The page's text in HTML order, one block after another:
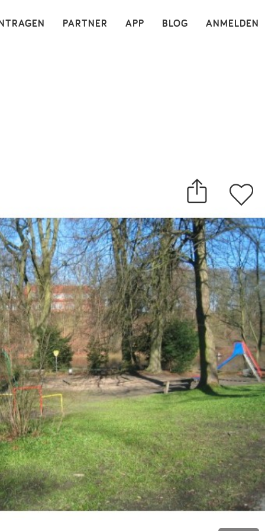
ANMELDEN
BLOG
APP
PARTNER ×